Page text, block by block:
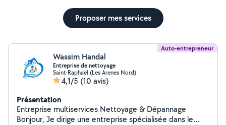
Proposer mes services
Auto-entrepreneur
Wassim Handal
Entreprise de nettoyage
Saint-Raphaël (Les Arenes Nord)
4,1/5 (10 avis)
Présentation
Entreprise multiservices Nettoyage & Dépannage
Bonjour, Je dirige une entreprise spécialisée dans le